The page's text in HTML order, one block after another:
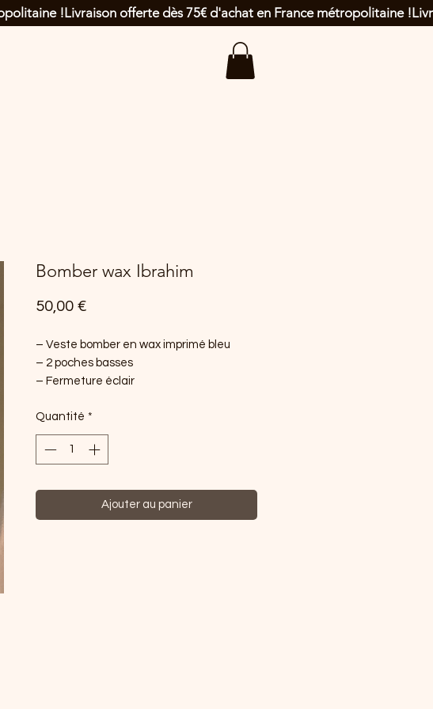
Bomber wax Ibrahim
50,00 €Prix
– Veste bomber en wax imprimé bleu
– 2 poches basses
– Fermeture éclair
Quantité *
Ajouter au panier